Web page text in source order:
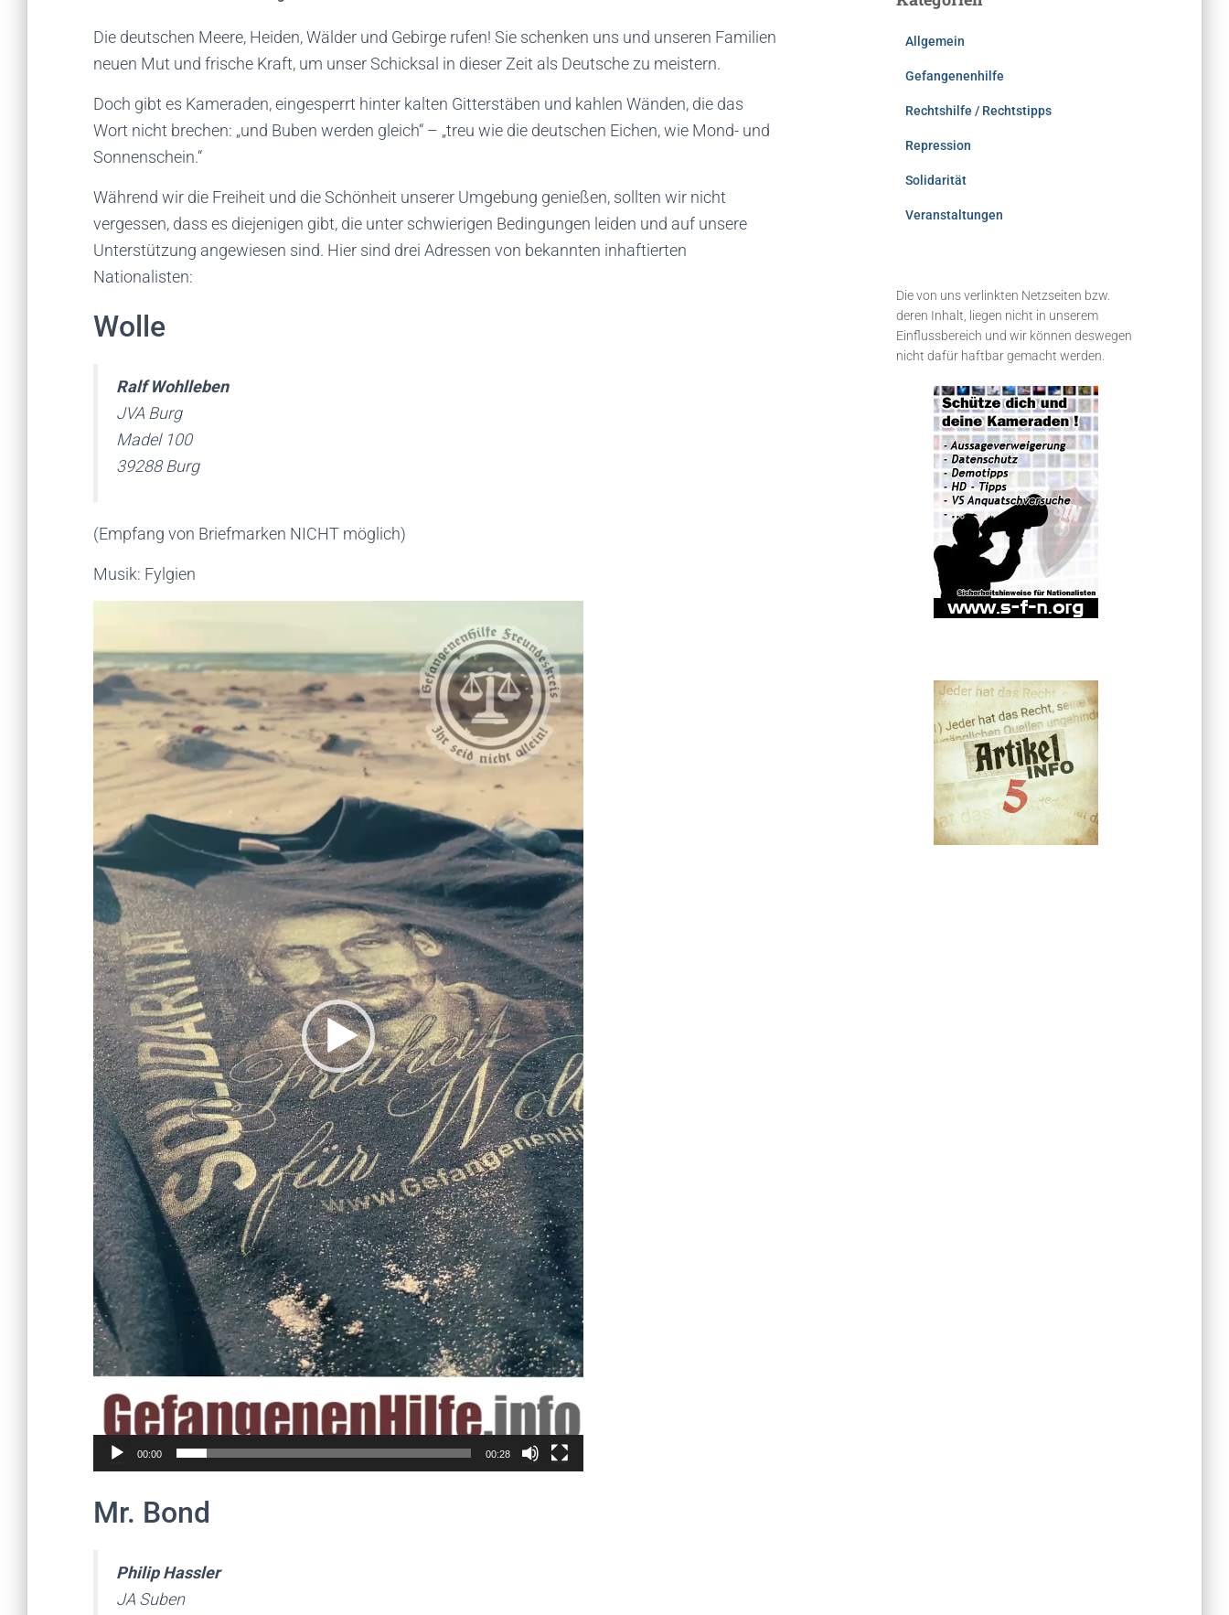
Die deutschen Meere, Heiden, Wälder und Gebirge rufen! Sie schenken uns und unseren Familien
neuen Mut und frische Kraft, um unser Schicksal in dieser Zeit als Deutsche zu meistern.
Doch gibt es Kameraden, eingesperrt hinter kalten Gitterstäben und kahlen Wänden, die das
Wort nicht brechen: „und Buben werden gleich“ – „treu wie die deutschen Eichen, wie Mond- und
Sonnenschein.“
Während wir die Freiheit und die Schönheit unserer Umgebung genießen, sollten wir nicht
vergessen, dass es diejenigen gibt, die unter schwierigen Bedingungen leiden und auf unsere
Unterstützung angewiesen sind. Hier sind drei Adressen von bekannten inhaftierten
Nationalisten:
Wolle
Ralf Wohlleben
JVA Burg
Madel 100
39288 Burg
(Empfang von Briefmarken NICHT möglich)
Musik: Fylgien
00:00 00:28
Mr. Bond
Philip Hassler
JA Suben
n
Allgemein
Gefangenenhilfe
Rechtshilfe / Rechtstipps
Repression
Solidarität
Veranstaltungen
Die von uns verlinkten Netzseiten bzw.
deren Inhalt, liegen nicht in unserem
Einflussbereich und wir können deswegen
nicht dafür haftbar gemacht werden.